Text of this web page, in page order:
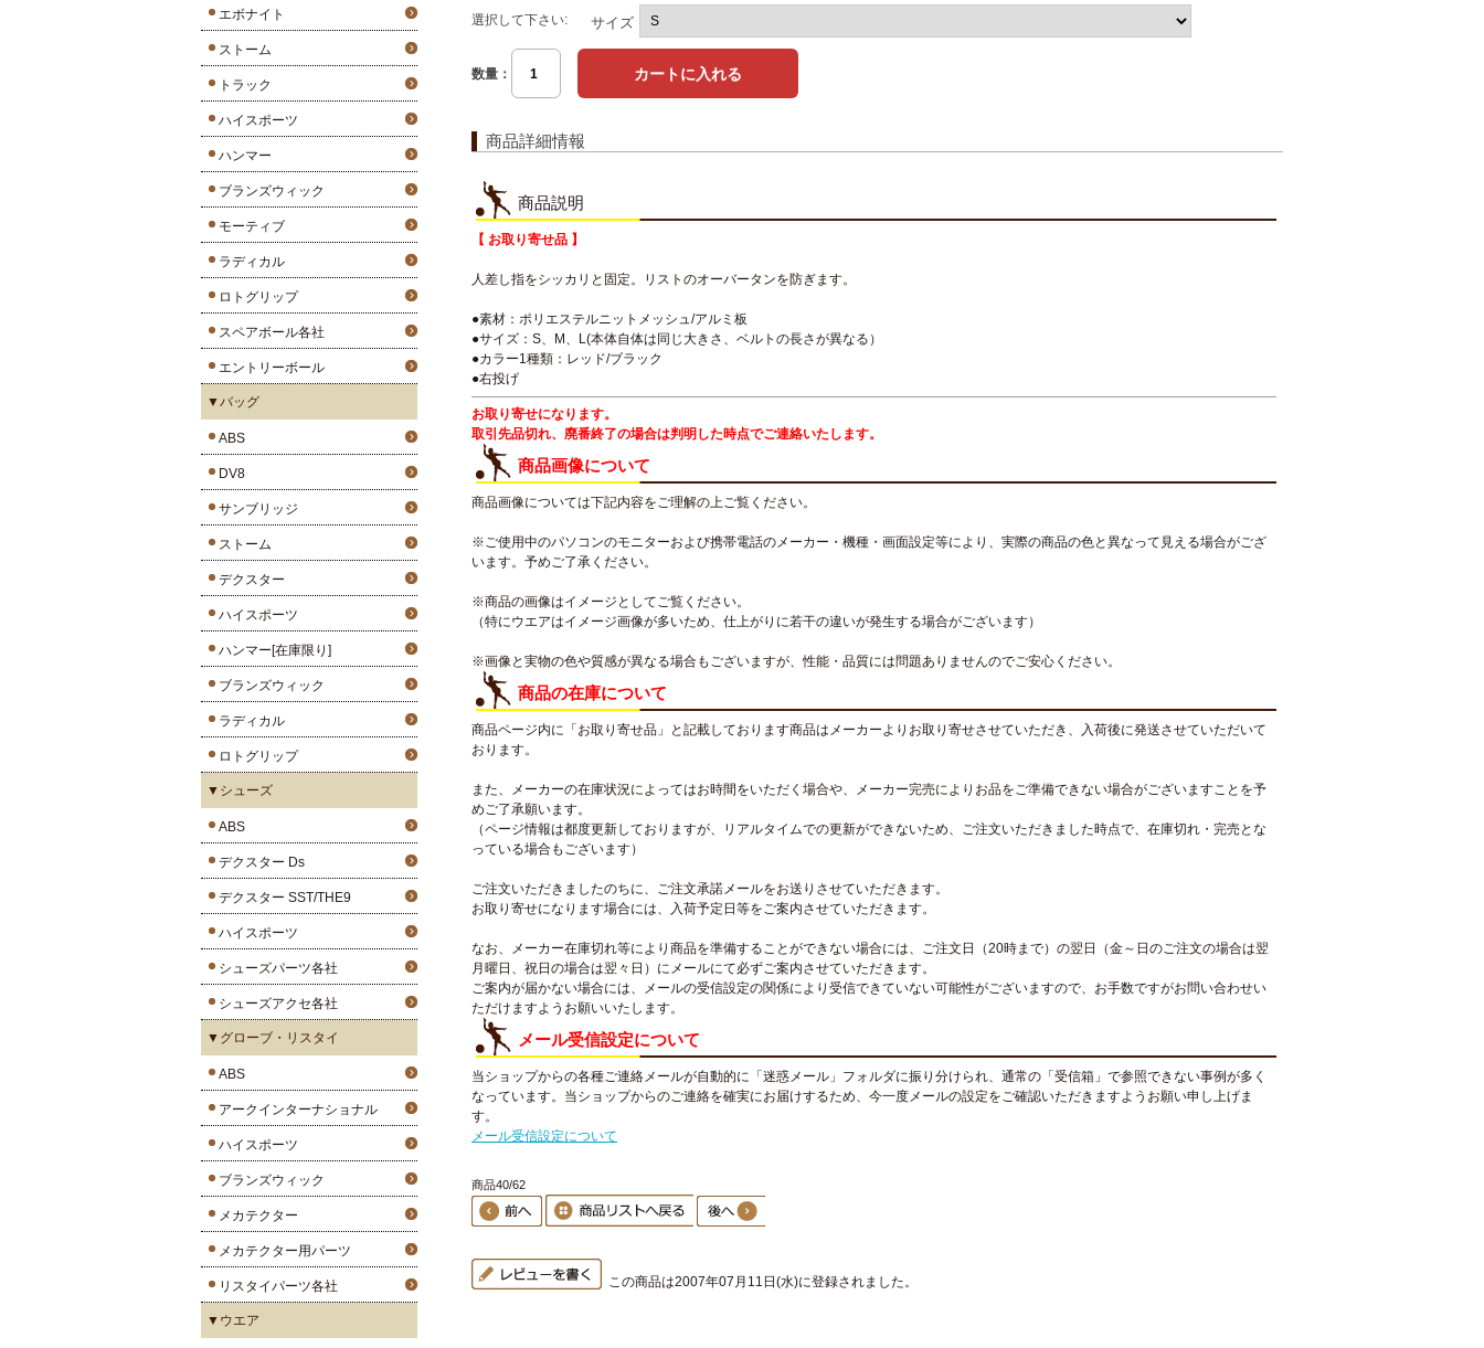
エボナイト
ストーム
トラック
ハイスポーツ
ハンマー
ブランズウィック
モーティブ
ラディカル
ロトグリップ
スペアボール各社
エントリーボール
▼バッグ
ABS
DV8
サンブリッジ
ストーム
デクスター
ハイスポーツ
ハンマー[在庫限り]
ブランズウィック
ラディカル
ロトグリップ
▼シューズ
ABS
デクスター Ds
デクスター SST/THE9
ハイスポーツ
シューズパーツ各社
シューズアクセ各社
▼グローブ・リスタイ
ABS
アークインターナショナル
ハイスポーツ
ブランズウィック
メカテクター
メカテクター用パーツ
リスタイパーツ各社
▼ウエア
選択して下さい:
サイズ
数量：
商品詳細情報
商品説明
【 お取り寄せ品 】
人差し指をシッカリと固定。リストのオーバータンを防ぎます。
●素材：ポリエステルニットメッシュ/アルミ板
●サイズ：S、M、L(本体自体は同じ大きさ、ベルトの長さが異なる）
●カラー1種類：レッド/ブラック
●右投げ
お取り寄せになります。
取引先品切れ、廃番終了の場合は判明した時点でご連絡いたします。
商品画像について
商品画像については下記内容をご理解の上ご覧ください。
※ご使用中のパソコンのモニターおよび携帯電話のメーカー・機種・画面設定等により、実際の商品の色と異なって見える場合がござ
います。予めご了承ください。
※商品の画像はイメージとしてご覧ください。
（特にウエアはイメージ画像が多いため、仕上がりに若干の違いが発生する場合がございます）
※画像と実物の色や質感が異なる場合もございますが、性能・品質には問題ありませんのでご安心ください。
商品の在庫について
商品ページ内に「お取り寄せ品」と記載しております商品はメーカーよりお取り寄せさせていただき、入荷後に発送させていただいて
おります。
また、メーカーの在庫状況によってはお時間をいただく場合や、メーカー完売によりお品をご準備できない場合がございますことを予
めご了承願います。
（ページ情報は都度更新しておりますが、リアルタイムでの更新ができないため、ご注文いただきました時点で、在庫切れ・完売とな
っている場合もございます）
ご注文いただきましたのちに、ご注文承諾メールをお送りさせていただきます。
お取り寄せになります場合には、入荷予定日等をご案内させていただきます。
なお、メーカー在庫切れ等により商品を準備することができない場合には、ご注文日（20時まで）の翌日（金～日のご注文の場合は翌
月曜日、祝日の場合は翌々日）にメールにて必ずご案内させていただきます。
ご案内が届かない場合には、メールの受信設定の関係により受信できていない可能性がございますので、お手数ですがお問い合わせい
ただけますようお願いいたします。
メール受信設定について
当ショップからの各種ご連絡メールが自動的に「迷惑メール」フォルダに振り分けられ、通常の「受信箱」で参照できない事例が多く
なっています。当ショップからのご連絡を確実にお届けするため、今一度メールの設定をご確認いただきますようお願い申し上げま
す。
メール受信設定について
商品40/62
この商品は2007年07月11日(水)に登録されました。